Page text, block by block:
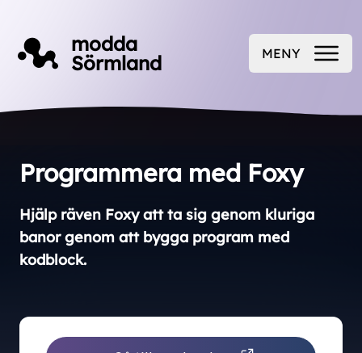
modda
Sörmland
ÖPPNA
MENY
Programmera med Foxy
Hjälp räven Foxy att ta sig genom kluriga
banor genom att bygga program med
kodblock.